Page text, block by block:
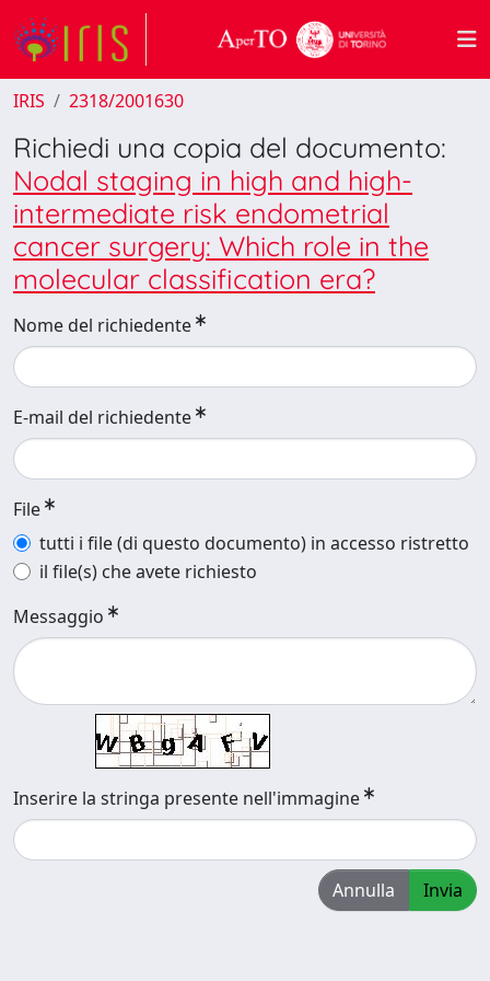
IRIS 2318/2001630
Richiedi una copia del documento:
Nodal staging in high and high-
intermediate risk endometrial
cancer surgery: Which role in the
molecular classification era?
Nome del richiedente
E-mail del richiedente
File
tutti i file (di questo documento) in accesso ristretto
il file(s) che avete richiesto
Messaggio
Inserire la stringa presente nell'immagine
Annulla Invia